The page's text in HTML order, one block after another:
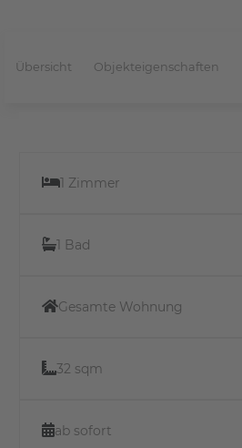
Übersicht Objekteigenschaften
1 Zimmer
1 Bad
Gesamte Wohnung
32 sqm
ab sofort